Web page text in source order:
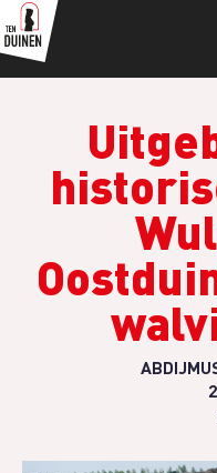
Skip
to
main